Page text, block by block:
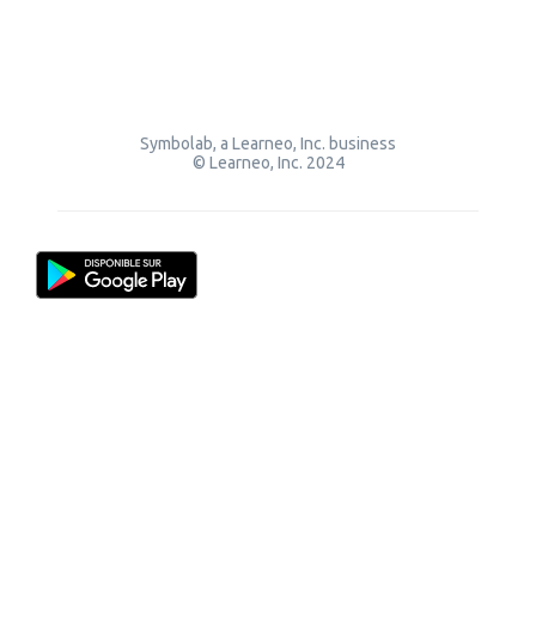
Symbolab, a Learneo, Inc. business
© Learneo, Inc. 2024